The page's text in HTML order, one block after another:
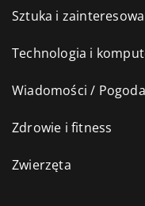
Sztuka i
Technologia i
Wiadomości /
Zdrowie i fitness
Zwierzęta